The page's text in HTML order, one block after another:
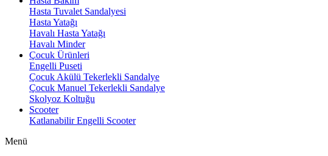
Hasta Tuvalet Sandalyesi
Hasta Yatağı
Havalı Hasta Yatağı
Havalı Minder
Çocuk Ürünleri
Engelli Puseti
Çocuk Akülü Tekerlekli Sandalye
Çocuk Manuel Tekerlekli Sandalye
Skolyoz Koltuğu
Scooter
Katlanabilir Engelli Scooter
Menü